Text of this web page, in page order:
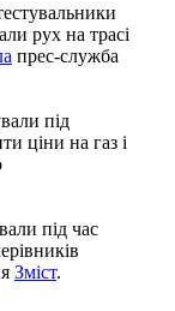
рух на трасі
прес-служба
під
ціни на газ і
під час
Зміст.